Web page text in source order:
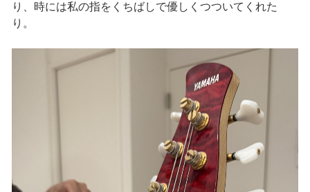
り、時には私の指をくちばしで優しくつついてくれた
り。